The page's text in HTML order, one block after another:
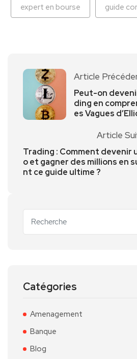
expert en bourse guide
Article
Peut-on
ding en
es Vagues
Article
Trading : Comment devenir
o et gagner des millions en
nt ce guide ultime ?
Catégories
Amenagement
Banque
Blog